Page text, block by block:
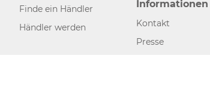
Finde ein Händler
Händler werden
Informationen
Kontakt
Presse